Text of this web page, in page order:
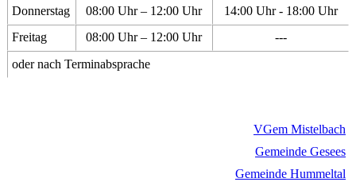
Donnerstag
08:00 Uhr – 12:00 Uhr
14:00 Uhr - 18:00 Uhr
Freitag
08:00 Uhr – 12:00 Uhr
---
oder nach Terminabsprache
VGem Mistelbach
Gemeinde Gesees
Gemeinde Hummeltal